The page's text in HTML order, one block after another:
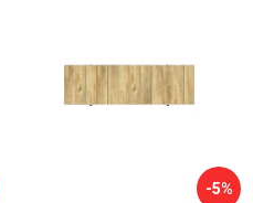
-5%